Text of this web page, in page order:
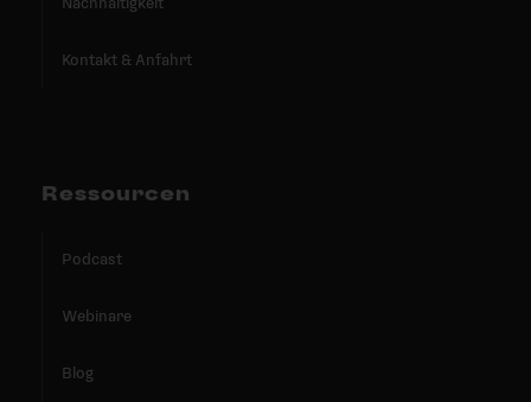
Kontakt & Anfahrt
Ressourcen
Podcast
Webinare
Blog